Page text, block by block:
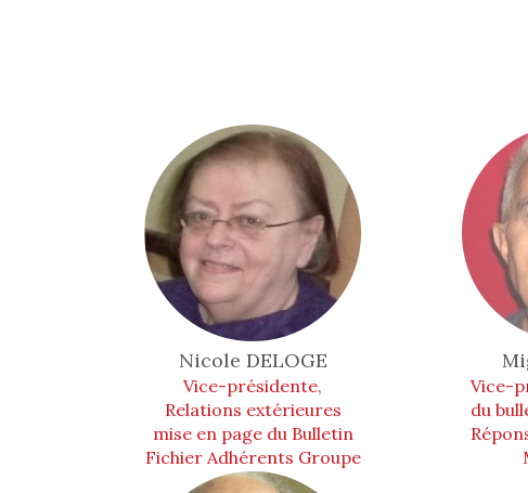
Nicole DELOGE
Vice-présidente,
Relations extérieures
mise en page du Bulletin
Fichier Adhérents Groupe
Animation
Vice-
du